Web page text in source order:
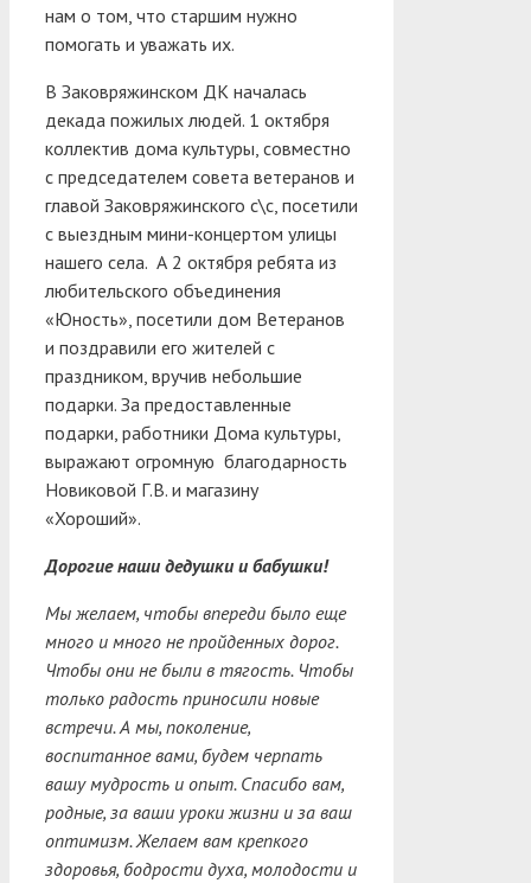
нам о том, что старшим нужно
помогать и уважать их.
В Заковряжинском ДК началась
декада пожилых людей. 1 октября
коллектив дома культуры, совместно
с председателем совета ветеранов и
главой Заковряжинского с\с, посетили
с выездным мини-концертом улицы
нашего села. А 2 октября ребята из
любительского объединения
«Юность», посетили дом Ветеранов
и поздравили его жителей с
праздником, вручив небольшие
подарки. За предоставленные
подарки, работники Дома культуры,
выражают огромную благодарность
Новиковой Г.В. и магазину
«Хороший».
Дорогие наши дедушки и бабушки!
Мы желаем, чтобы впереди было еще
много и много не пройденных дорог.
Чтобы они не были в тягость. Чтобы
только радость приносили новые
встречи. А мы, поколение,
воспитанное вами, будем черпать
вашу мудрость и опыт. Спасибо вам,
родные, за ваши уроки жизни и за ваш
оптимизм. Желаем вам крепкого
здоровья, бодрости духа, молодости и